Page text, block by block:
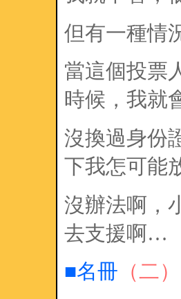
但有一種情
當這個投票
時候，我就
沒換過身份
下我怎可能
沒辦法啊，
去支援啊…
■名冊 （二）